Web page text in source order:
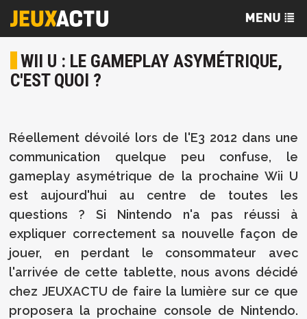
WII U : LE GAMEPLAY ASYMÉTRIQUE,
C'EST QUOI ?
Réellement dévoilé lors de l'E3 2012 dans une
communication quelque peu confuse, le
gameplay asymétrique de la prochaine Wii U
est aujourd'hui au centre de toutes les
questions ? Si Nintendo n'a pas réussi à
expliquer correctement sa nouvelle façon de
jouer, en perdant le consommateur avec
l'arrivée de cette tablette, nous avons décidé
chez JEUXACTU de faire la lumière sur ce que
proposera la prochaine console de Nintendo.